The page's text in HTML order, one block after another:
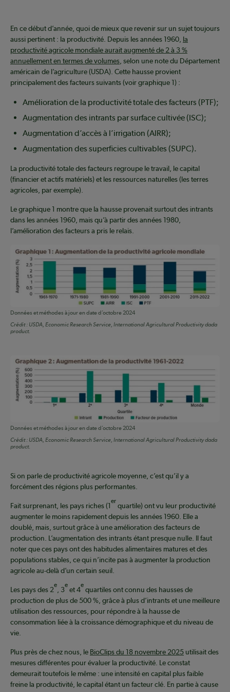
En ce début d’année, quoi de mieux que revenir sur un sujet toujours
aussi pertinent : la productivité. Depuis les années 1960, la
productivité agricole mondiale aurait augmenté de 2 à 3 %
annuellement en termes de volumes, selon une note du Département
américain de l’agriculture (USDA). Cette hausse provient
principalement des facteurs suivants (voir graphique 1) :
Amélioration de la productivité totale des facteurs (PTF);
Augmentation des intrants par surface cultivée (ISC);
Augmentation d’accès à l’irrigation (AIRR);
Augmentation des superficies cultivables (SUPC).
La productivité totale des facteurs regroupe le travail, le capital
(financier et actifs matériels) et les ressources naturelles (les terres
agricoles, par exemple).
Le graphique 1 montre que la hausse provenait surtout des intrants
dans les années 1960, mais qu’à partir des années 1980,
l’amélioration des facteurs a pris le relais.
Données et méthodes à jour en date d’octobre 2024
Crédit : USDA, Economic Research Service, International Agricultural Productivity dada
product.
Données et méthodes à jour en date d’octobre 2024
Crédit : USDA, Economic Research Service, International Agricultural Productivity dada
product.
Si on parle de productivité agricole moyenne, c’est qu’il y a
forcément des régions plus performantes.
Fait surprenant, les pays riches (1
er
quartile) ont vu leur productivité
augmenter le moins rapidement depuis les années 1960. Elle a
doublé, mais, surtout grâce à une amélioration des facteurs de
production. L’augmentation des intrants étant presque nulle. Il faut
noter que ces pays ont des habitudes alimentaires matures et des
populations stables, ce qui n’incite pas à augmenter la production
agricole au-delà d’un certain seuil.
Les pays des 2
e
, 3
e
et 4
e
quartiles ont connu des hausses de
production de plus de 500 %, grâce à plus d’intrants et une meilleure
utilisation des ressources, pour répondre à la hausse de
consommation liée à la croissance démographique et du niveau de
vie.
Plus près de chez nous, le BioClips du 18 novembre 2025 utilisait des
mesures différentes pour évaluer la productivité. Le constat
demeurait toutefois le même : une intensité en capital plus faible
freine la productivité, le capital étant un facteur clé. En partie à cause